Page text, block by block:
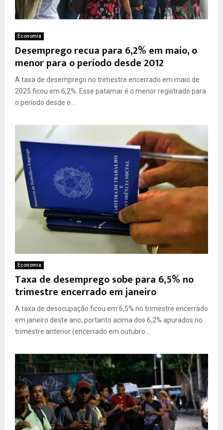
Economia
Desemprego recua para 6,2% em maio, o
menor para o período desde 2012
A taxa de desemprego no trimestre encerrado em maio de
2025 ficou em 6,2%. Esse patamar é o menor registrado para
o período desde o...
Economia
Taxa de desemprego sobe para 6,5% no
trimestre encerrado em janeiro
A taxa de desocupação ficou em 6,5% no trimestre encerrado
em janeiro deste ano, portanto acima dos 6,2% apurados no
trimestre anterior (encerrado em outubro...